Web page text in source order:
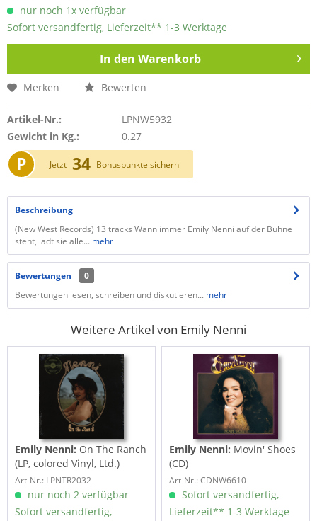
nur noch 1x verfügbar
Sofort versandfertig, Lieferzeit** 1-3 Werktage
In den Warenkorb
Merken Bewerten
Artikel-Nr.:
LPNW5932
Gewicht in Kg.:
0.27
P Jetzt 34 Bonuspunkte sichern
Beschreibung
(New West Records) 13 tracks Wann immer Emily Nenni auf der Bühne
steht, lädt sie alle... mehr
Bewertungen
0
Bewertungen lesen, schreiben und diskutieren... mehr
Weitere Artikel von Emily Nenni
Emily Nenni: On The Ranch
(LP, colored Vinyl, Ltd.)
Art-Nr.: LPNTR2032
nur noch 2 verfügbar
Sofort versandfertig,
Emily Nenni: Movin' Shoes
(CD)
Art-Nr.: CDNW6610
Sofort versandfertig,
Lieferzeit** 1-3 Werktage